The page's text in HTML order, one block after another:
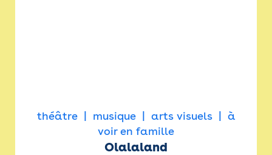
théâtre musique arts visuels
à
voir en famille
Olalaland